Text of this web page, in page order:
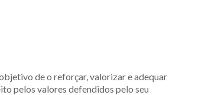
de o reforçar, valorizar e adequar
pelos valores defendidos pelo seu